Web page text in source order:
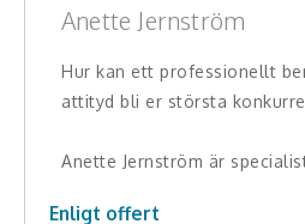
Underhållning
Affärsnytta
Anette Jernström
Hur kan ett professionellt
attityd bli er största
Anette Jernström är
Enligt offert